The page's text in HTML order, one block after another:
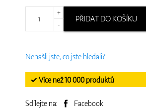
+
-
PŘIDAT DO KOŠÍKU
Nenašli jste, co jste hledali?
✓ Více než 10 000 produktů
Sdílejte na: Facebook